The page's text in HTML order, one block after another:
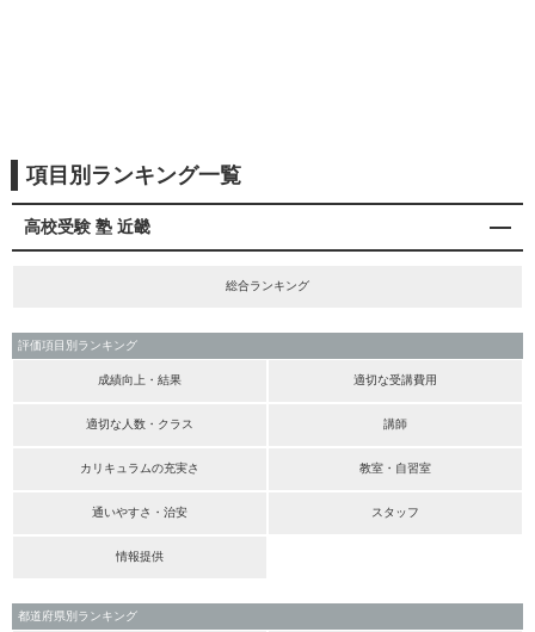
項目別ランキング一覧
高校受験 塾 近畿
総合ランキング
評価項目別ランキング
成績向上・結果 適切な受講費用
適切な人数・クラス 講師
カリキュラムの充実さ 教室・自習室
通いやすさ・治安 スタッフ
情報提供
都道府県別ランキング